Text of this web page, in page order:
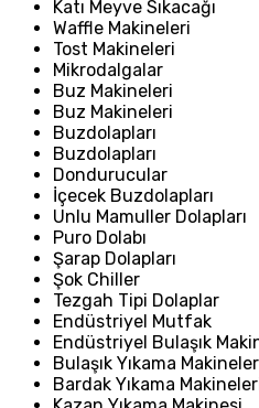
Katı Meyve Sıkacağı
Waffle Makineleri
Tost Makineleri
Mikrodalgalar
Buz Makineleri
Buz Makineleri
Buzdolapları
Buzdolapları
Dondurucular
İçecek Buzdolapları
Unlu Mamuller Dolapları
Puro Dolabı
Şarap Dolapları
Şok Chiller
Tezgah Tipi Dolaplar
Endüstriyel Mutfak
Endüstriyel Bulaşık
Bulaşık Yıkama
Bardak Yıkama